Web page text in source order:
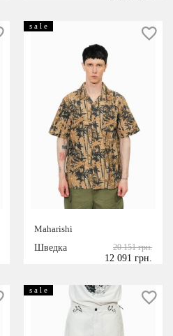
s a l e
Maharishi
Шведка
20 151 грн.
12 091 грн.
s a l e